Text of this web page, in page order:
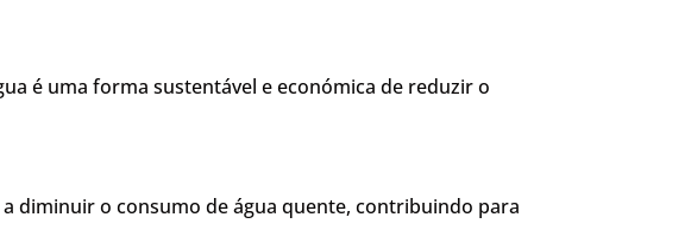
é uma forma sustentável e económica de reduzir o
diminuir o consumo de água quente, contribuindo para